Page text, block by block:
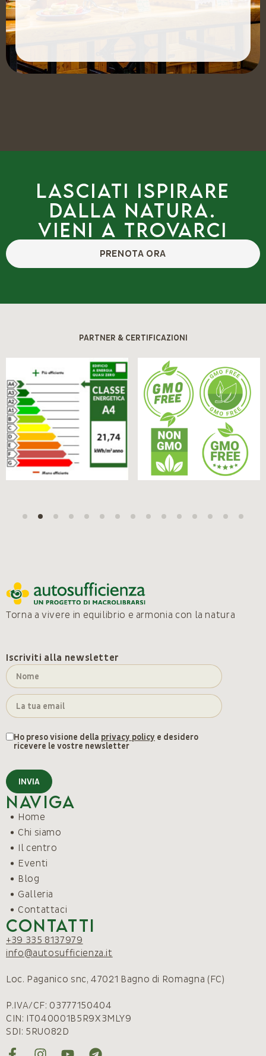
Lasciati ispirare
dalla natura.
Vieni a trovarci
PRENOTA ORA
PARTNER & CERTIFICAZIONI
Torna a vivere in equilibrio e armonia con la natura
Iscriviti alla newsletter
Ho preso visione della privacy policy e desidero
ricevere le vostre newsletter
INVIA
Naviga
Home
Chi siamo
Il centro
Eventi
Blog
Galleria
Contattaci
Contatti
+39 335 8137979
info@autosufficienza.it
Loc. Paganico snc, 47021 Bagno di Romagna (FC)
P.IVA/CF: 03777150404
CIN: IT040001B5R9X3MLY9
SDI: 5RUO82D